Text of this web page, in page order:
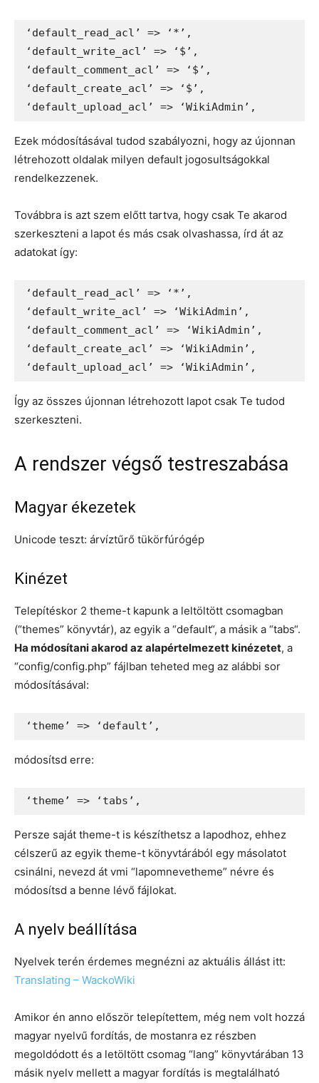
‘default_read_acl’ => ‘*’,
‘default_write_acl’ => ‘$’,
‘default_comment_acl’ => ‘$’,
‘default_create_acl’ => ‘$’,
‘default_upload_acl’ => ‘WikiAdmin’,
Ezek módosításával tudod szabályozni, hogy az újonnan
létrehozott oldalak milyen default jogosultságokkal
rendelkezzenek.
Továbbra is azt szem előtt tartva, hogy csak Te akarod
szerkeszteni a lapot és más csak olvashassa, írd át az
adatokat így:
‘default_read_acl’ => ‘*’,
‘default_write_acl’ => ‘WikiAdmin’,
‘default_comment_acl’ => ‘WikiAdmin’,
‘default_create_acl’ => ‘WikiAdmin’,
‘default_upload_acl’ => ‘WikiAdmin’,
Így az összes újonnan létrehozott lapot csak Te tudod
szerkeszteni.
A rendszer végső testreszabása
Magyar ékezetek
Unicode teszt: árvíztűrő tükörfúrógép
Kinézet
Telepítéskor 2 theme-t kapunk a leltöltött csomagban
(“themes” könyvtár), az egyik a “default“, a másik a “tabs“.
Ha módosítani akarod az alapértelmezett kinézetet, a
“config/config.php” fájlban teheted meg az alábbi sor
módosításával:
‘theme’ => ‘default’,
módosítsd erre:
‘theme’ => ‘tabs’,
Persze saját theme-t is készíthetsz a lapodhoz, ehhez
célszerű az egyik theme-t könyvtárából egy másolatot
csinálni, nevezd át vmi “lapomnevetheme” névre és
módosítsd a benne lévő fájlokat.
A nyelv beállítása
Nyelvek terén érdemes megnézni az aktuális állást itt:
Translating – WackoWiki
Amikor én anno először telepítettem, még nem volt hozzá
magyar nyelvű fordítás, de mostanra ez részben
megoldódott és a letöltött csomag “lang” könyvtárában 13
másik nyelv mellett a magyar fordítás is megtalálható